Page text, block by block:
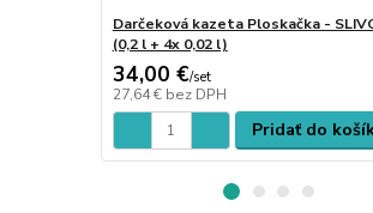
Darčeková kazeta Ploskačka -
(0,2 l + 4x 0,02 l)
34,00 €/set
27,64 € bez DPH
Pridať do